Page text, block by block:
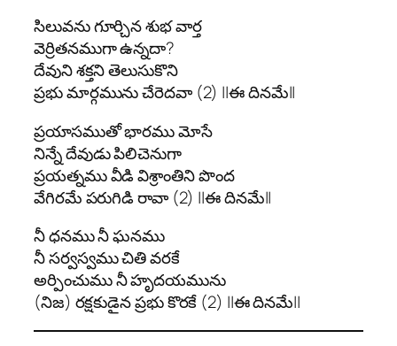
సిలువను గూర్చిన శుభ వార్త
వెర్రితనముగా ఉన్నదా?
దేవుని శక్తని తెలుసుకొని
ప్రభు మార్గమును చేరెదవా (2) ||ఈ దినమే||
ప్రయాసముతో భారము మోసే
నిన్నే దేవుడు పిలిచెనుగా
ప్రయత్నము వీడి విశ్రాంతిని పొంద
వేగిరమే పరుగిడి రావా (2) ||ఈ దినమే||
నీ ధనము నీ ఘనము
నీ సర్వస్వము చితి వరకే
అర్పించుము నీ హృదయమును
(నిజ) రక్షకుడైన ప్రభు కొరకే (2) ||ఈ దినమే||